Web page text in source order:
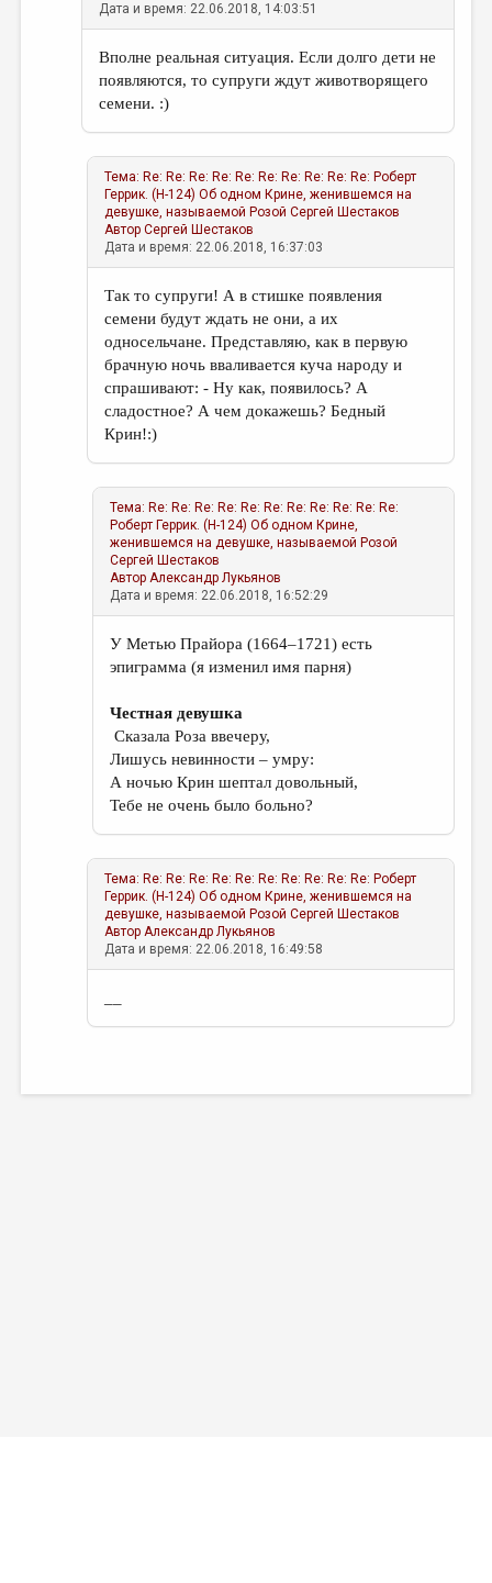
Дата и время: 22.06.2018, 14:03:51
Вполне реальная ситуация. Если долго дети не
появляются, то супруги ждут животворящего
семени. :)
Тема: Re: Re: Re: Re: Re: Re: Re: Re: Re: Re: Роберт
Геррик. (Н-124) Об одном Крине, женившемся на
девушке, называемой РозойСергей Шестаков
АвторСергей Шестаков
Дата и время: 22.06.2018, 16:37:03
Так то супруги! А в стишке появления
семени будут ждать не они, а их
односельчане. Представляю, как в первую
брачную ночь вваливается куча народу и
спрашивают: - Ну как, появилось? А
сладостное? А чем докажешь? Бедный
Крин!:)
Тема: Re: Re: Re: Re: Re: Re: Re: Re: Re: Re: Re:
Роберт Геррик. (Н-124) Об одном Крине,
женившемся на девушке, называемой Розой
Сергей Шестаков
АвторАлександр Лукьянов
Дата и время: 22.06.2018, 16:52:29
У Метью Прайора (1664–1721) есть
эпиграмма (я изменил имя парня)
Честная девушка
Сказала Роза ввечеру,
Лишусь невинности – умру:
А ночью Крин шептал довольный,
Тебе не очень было больно?
Тема: Re: Re: Re: Re: Re: Re: Re: Re: Re: Re: Роберт
Геррик. (Н-124) Об одном Крине, женившемся на
девушке, называемой РозойСергей Шестаков
АвторАлександр Лукьянов
Дата и время: 22.06.2018, 16:49:58